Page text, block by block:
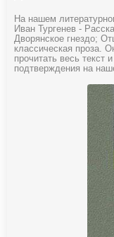
На нашем
Иван Тургенев -
Дворянское гнездо;
классическая проза.
прочитать весь текст
подтверждения на